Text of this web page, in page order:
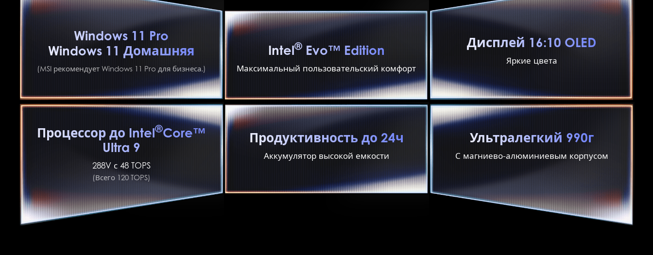
Windows 11 Pro
Windows 11 Домашняя
(MSI рекомендует Windows 11 Pro для бизнеса.)
Intel®Evo™ Edition
Максимальный пользовательский комфорт
Дисплей 16:10 OLED
Яркие цвета
Процессор до Intel®Core™
Ultra 9
288V с 48 TOPS
(Всего 120 TOPS)
Продуктивность до 24ч
Аккумулятор высокой емкости
Ультралегкий 990г
С магниево-алюминиевым корпусом